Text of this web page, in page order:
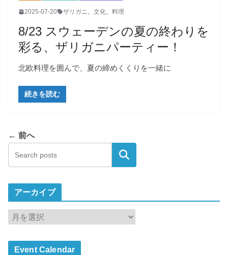
2025-07-20 ザリガニ、 文化、 料理
8/23 スウェーデンの夏の終わりを
彩る、ザリガニパーティー！
北欧料理を囲んで、夏の締めくくりを一緒に
続きを読む
← 前へ
検索
アーカイブ
ア
カ
Event Calendar